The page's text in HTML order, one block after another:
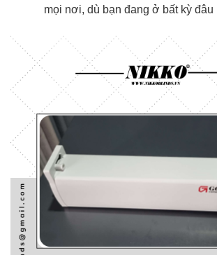
mọi nơi, dù bạn đang ở bất kỳ đâu